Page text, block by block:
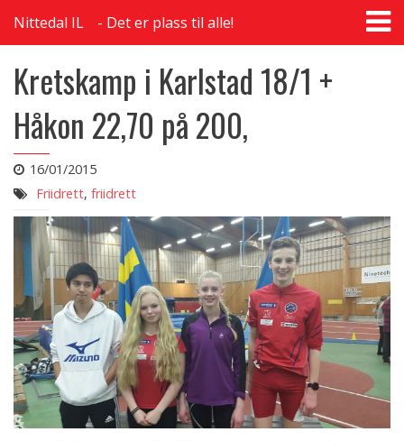
Nittedal IL Det er plass til alle!
Kretskamp i Karlstad 18/1 +
Håkon 22,70 på 200,
16/01/2015
Friidrett, friidrett